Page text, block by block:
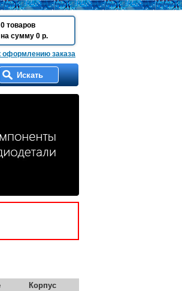
0 товаров
на сумму 0 р.
оформлению заказа
Корпус